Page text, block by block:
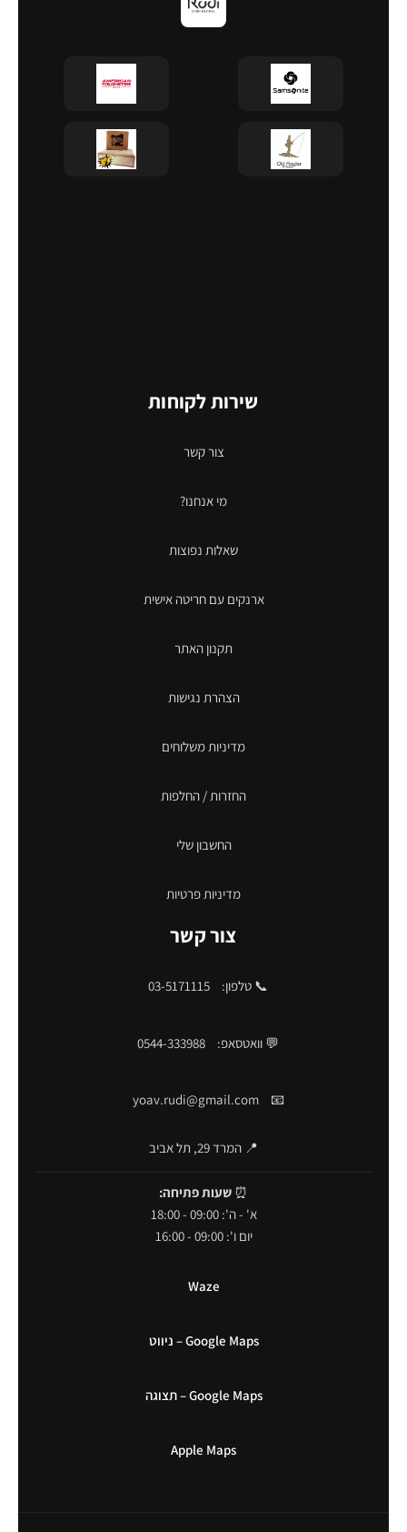
שירות לקוחות
צור קשר
מי אנחנו?
שאלות נפוצות
ארנקים עם חריטה אישית
תקנון האתר
הצהרת נגישות
מדיניות משלוחים
החזרות / החלפות
החשבון שלי
מדיניות פרטיות
צור קשר
📞 טלפון: 03-5171115
💬 וואטסאפ: 0544-333988
📧
yoav.rudi@gmail.com
📍 המרד 29, תל אביב
⏰ שעות פתיחה:
א' - ה': 09:00 - 18:00
יום ו': 09:00 - 16:00
Waze
Google Maps – ניווט
Google Maps – תצוגה
Apple Maps